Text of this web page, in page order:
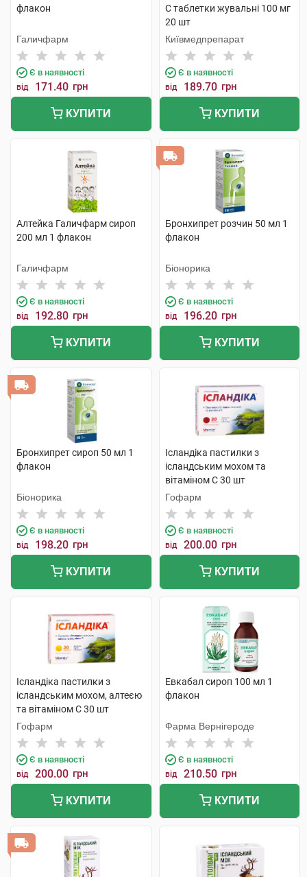
флакон
Галичфарм
Є в наявності
від 171.40 грн
КУПИТИ
C таблетки жувальні 100 мг
20 шт
Київмедпрепарат
Є в наявності
від 189.70 грн
КУПИТИ
Алтейка Галичфарм сироп
200 мл 1 флакон
Галичфарм
Є в наявності
від 192.80 грн
КУПИТИ
Бронхипрет розчин 50 мл 1
флакон
Біонорика
Є в наявності
від 196.20 грн
КУПИТИ
Бронхипрет сироп 50 мл 1
флакон
Біонорика
Є в наявності
від 198.20 грн
КУПИТИ
Ісландіка пастилки з
ісландським мохом та
вітаміном С 30 шт
Гофарм
Є в наявності
від 200.00 грн
КУПИТИ
Ісландіка пастилки з
ісландським мохом, алтеєю
та вітаміном С 30 шт
Гофарм
Є в наявності
від 200.00 грн
КУПИТИ
Евкабал сироп 100 мл 1
флакон
Фарма Вернігероде
Є в наявності
від 210.50 грн
КУПИТИ